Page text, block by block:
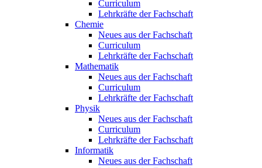
Curriculum
Lehrkräfte der Fachschaft
Chemie
Neues aus der Fachschaft
Curriculum
Lehrkräfte der Fachschaft
Mathematik
Neues aus der Fachschaft
Curriculum
Lehrkräfte der Fachschaft
Physik
Neues aus der Fachschaft
Curriculum
Lehrkräfte der Fachschaft
Informatik
Neues aus der Fachschaft